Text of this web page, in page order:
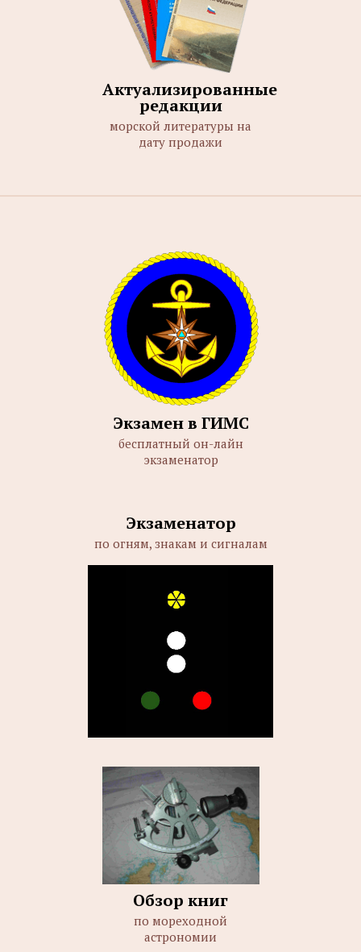
Актуализированные
редакции
морской литературы на
дату продажи
Экзамен в ГИМС
бесплатный он-лайн
экзаменатор
Экзаменатор
по огням, знакам и сигналам
Обзор книг
по мореходной
астрономии